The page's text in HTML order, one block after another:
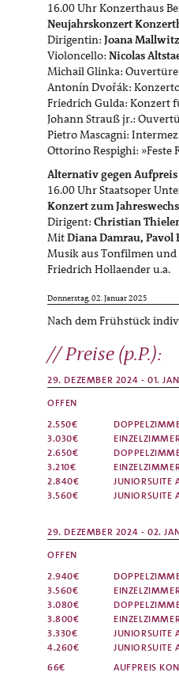
16.00 Uhr Konzerthaus
Neujahrskonzert
Dirigentin: Joana Mallwitz
Violoncello: Nicolas
Michail Glinka:
Antonín Dvořák:
Friedrich Gulda: Konzert
Johann Strauß jr.:
Pietro Mascagni:
Ottorino Respighi: »Feste
Alternativ gegen Aufpreis
16.00 Uhr Staatsoper
Konzert zum
Dirigent: Christian
MitDiana Damrau, Pavol
Musik aus Tonfilmen und
Friedrich Hollaender u.a.
Donnerstag, 02. Januar 2025
Nach dem Frühstück
Preise (p.P.):
29. DEZEMBER 2024 - 01.
OFFEN
2.550€
3.030€
2.650€
3.210€
2.840€
JUNIORSUITE
3.560€
JUNIORSUITE
29. DEZEMBER 2024 - 02.
OFFEN
2.940€
3.560€
3.080€
3.800€
3.330€
JUNIORSUITE
4.260€
JUNIORSUITE
66€
AUFPREIS